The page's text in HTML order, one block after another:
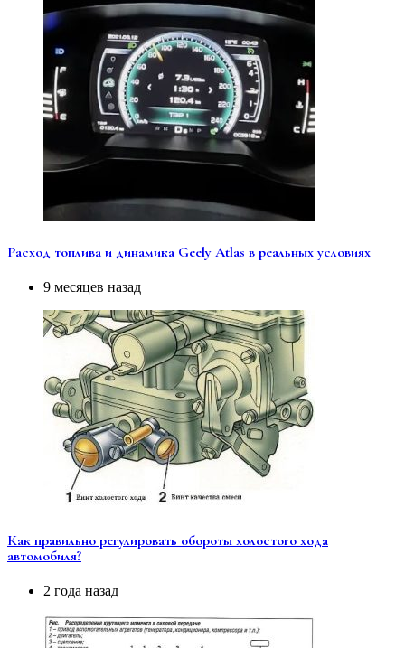
Расход топлива и динамика Geely Atlas в реальных условиях
9 месяцев назад
Как правильно регулировать обороты холостого хода
автомобиля?
2 года назад